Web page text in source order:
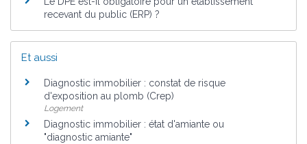
recevant du public (ERP) ?
Et aussi
Diagnostic immobilier : constat de risque
d'exposition au plomb (Crep)
Logement
Diagnostic immobilier : état d'amiante ou
"diagnostic amiante"